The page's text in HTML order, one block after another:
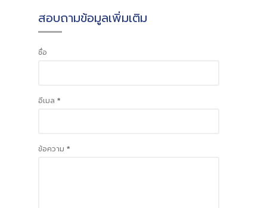
สอบถามข้อมูลเพิ่มเติม
ชื่อ
อีเมล *
ข้อความ *